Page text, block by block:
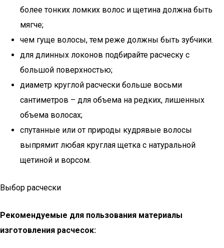
более тонких ломких волос и щетина должна быть
мягче;
чем гуще волосы, тем реже должны быть зубчики.
для длинных локонов подбирайте расческу с
большой поверхностью;
диаметр круглой расчески больше восьми
сантиметров – для объема на редких, лишенных
объема волосах;
спутанные или от природы кудрявые волосы
выпрямит любая круглая щетка с натуральной
щетиной и ворсом.
Выбор расчески
Рекомендуемые для пользования материалы
изготовления расчесок: